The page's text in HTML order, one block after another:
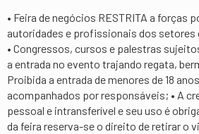
• Feira de negócios RESTRITA a forças
autoridades e profissionais dos setores
• Congressos, cursos e palestras
a entrada no evento trajando regata,
Proibida a entrada de menores de 18
acompanhados por responsáveis; • A
pessoal e intransferível e seu uso é
da feira reserva-se o direito de retirar o